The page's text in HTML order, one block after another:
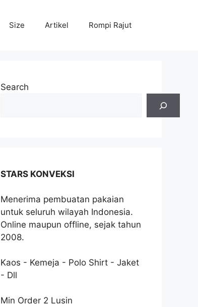
Size Artikel Rompi Rajut
Search
STARS KONVEKSI
Menerima pembuatan pakaian
untuk seluruh wilayah Indonesia.
Online maupun offline, sejak tahun
2008.
Kaos - Kemeja - Polo Shirt - Jaket
- Dll
Min Order 2 Lusin